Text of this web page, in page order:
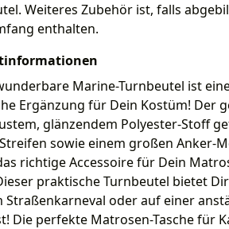
Weiteres Zubehör ist, falls
enthalten.
Marine-Turnbeutel ist
Ergänzung für Dein Kostüm! Der
glänzendem Polyester-Stoff
sowie einem großen Anker-
richtige Accessoire für Dein
praktische Turnbeutel bietet
Straßenkarneval oder auf einer
Die perfekte Matrosen-Tasche für